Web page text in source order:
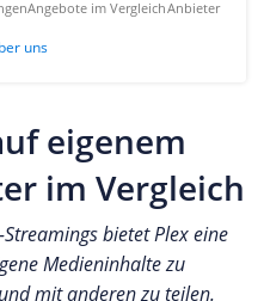
Angebote im VergleichAnbieter
uns
eigenem
im Vergleich
bietet Plex eine
Medieninhalte zu
mit anderen zu teilen.